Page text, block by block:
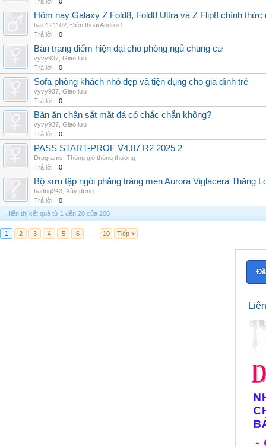
Hôm nay Galaxy Z Fold8, Fold8 Ultra và Z Flip8 chính
hale121102 Điện thoại Android
Trả lời:
0
Bàn trang điểm hiện đại cho phòng ngủ chung cư
vyvy937 Giao lưu
Trả lời:
0
Sofa phòng khách nhỏ đẹp và tiện dụng cho gia đình trẻ
vyvy937 Giao lưu
Trả lời:
0
Bàn ăn chân sắt mặt đá có chắc chắn không?
vyvy937 Giao lưu
Trả lời:
0
PASS START-PROF V4.87 R2 2025 2
Drograms Thông gió thông thường
Trả lời:
0
Bộ sưu tập ngói phẳng tráng men Aurora Viglacera Thăng
hadng243 Xây dựng
Trả lời:
0
Hiển thị kết quả từ 1 đến 20 của 200
1 2 3 4 5 6 → 10 Tiếp >